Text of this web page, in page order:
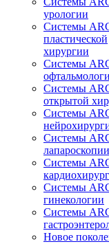
урологии
Системы
пластической
хирургии
Системы
Системы
открытой
Системы
Системы
лапароскопии
Системы
Системы
гинекологии
Системы
Новое